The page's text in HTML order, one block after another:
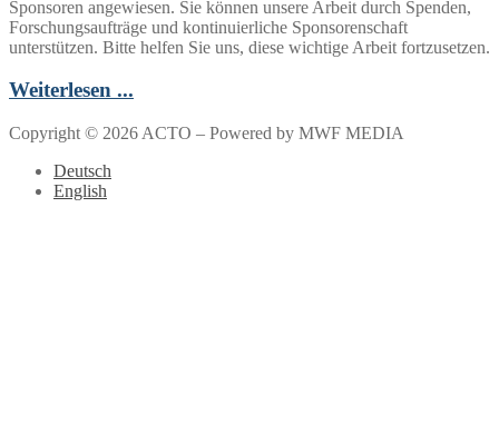
Sponsoren angewiesen. Sie können unsere Arbeit durch Spenden,
Forschungsaufträge und kontinuierliche Sponsorenschaft
unterstützen. Bitte helfen Sie uns, diese wichtige Arbeit fortzusetzen.
Weiterlesen ...
Copyright © 2026 ACTO – Powered by MWF MEDIA
Deutsch
English